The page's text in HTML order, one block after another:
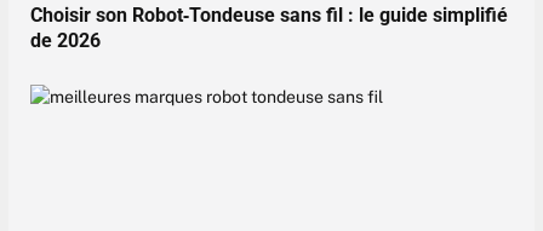
Choisir son Robot‑Tondeuse sans fil : le guide simplifié
de 2026